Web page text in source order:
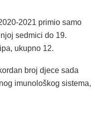
2021 primio samo
sedmici do 19.
ukupno 12.
broj djece sada
imunološkog sistema,